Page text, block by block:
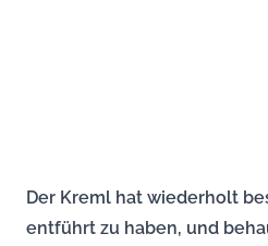
Der Kreml hat wiederholt
entführt zu haben, und